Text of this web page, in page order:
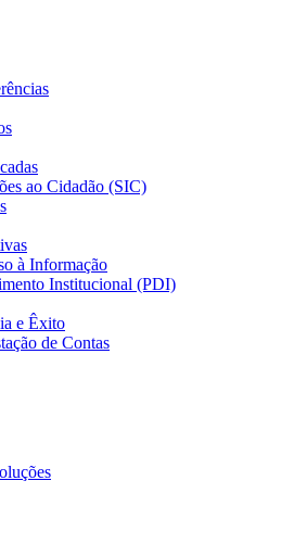
ao Cidadão (SIC)
à Informação
Institucional (PDI)
e Êxito
de Contas